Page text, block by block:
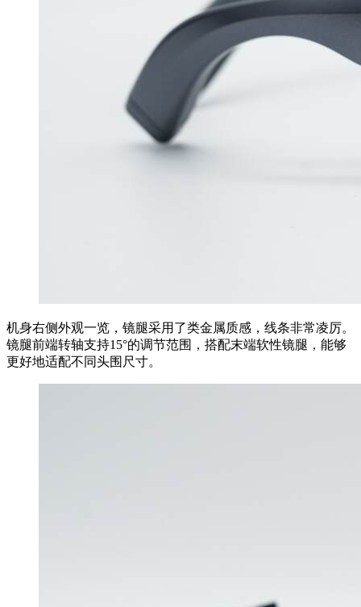
机身右侧外观一览，镜腿采用了类金属质感，线条非常凌厉。
镜腿前端转轴支持15°的调节范围，搭配末端软性镜腿，能够
更好地适配不同头围尺寸。